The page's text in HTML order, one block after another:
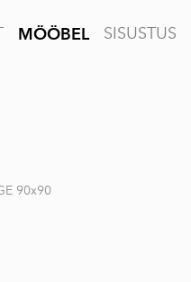
MÖÖBEL SISUSTUS
90x90